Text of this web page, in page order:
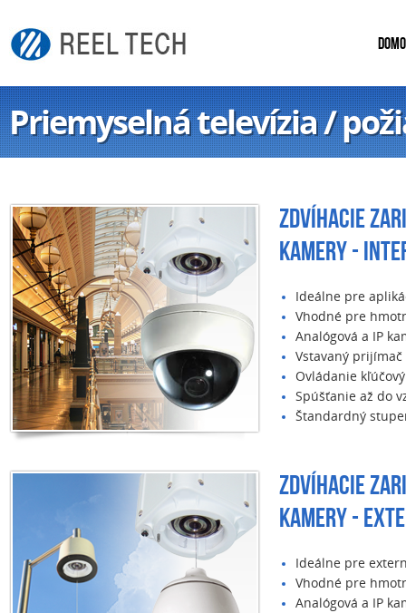
Priemyselná televízia /
ZDVÍHACIE
KAMERY -
Ideálne pre
Vhodné pre
Analógová a IP
Vstavaný
Ovládanie
Spúšťanie až do
Štandardný
ZDVÍHACIE
KAMERY -
Ideálne pre
Vhodné pre
Analógová a IP